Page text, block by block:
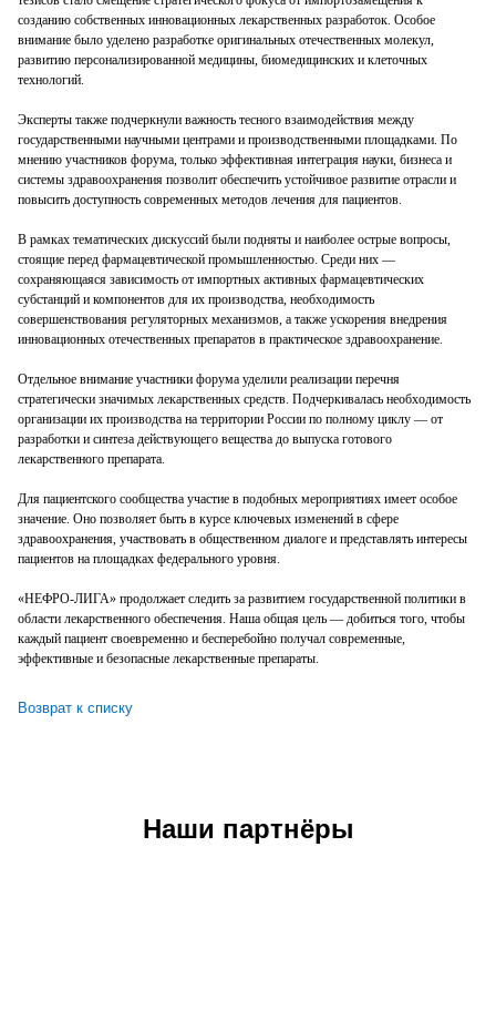
созданию собственных инновационных лекарственных разработок. Особое
внимание было уделено разработке оригинальных отечественных молекул,
развитию персонализированной медицины, биомедицинских и клеточных
технологий.
Эксперты также подчеркнули важность тесного взаимодействия между
государственными научными центрами и производственными площадками. По
мнению участников форума, только эффективная интеграция науки, бизнеса и
системы здравоохранения позволит обеспечить устойчивое развитие отрасли и
повысить доступность современных методов лечения для пациентов.
В рамках тематических дискуссий были подняты и наиболее острые вопросы,
стоящие перед фармацевтической промышленностью. Среди них —
сохраняющаяся зависимость от импортных активных фармацевтических
субстанций и компонентов для их производства, необходимость
совершенствования регуляторных механизмов, а также ускорения внедрения
инновационных отечественных препаратов в практическое здравоохранение.
Отдельное внимание участники форума уделили реализации перечня
стратегически значимых лекарственных средств. Подчеркивалась необходимость
организации их производства на территории России по полному циклу — от
разработки и синтеза действующего вещества до выпуска готового
лекарственного препарата.
Для пациентского сообщества участие в подобных мероприятиях имеет особое
значение. Оно позволяет быть в курсе ключевых изменений в сфере
здравоохранения, участвовать в общественном диалоге и представлять интересы
пациентов на площадках федерального уровня.
«НЕФРО-ЛИГА» продолжает следить за развитием государственной политики в
области лекарственного обеспечения. Наша общая цель — добиться того, чтобы
каждый пациент своевременно и бесперебойно получал современные,
эффективные и безопасные лекарственные препараты.
Возврат к списку
Наши партнёры